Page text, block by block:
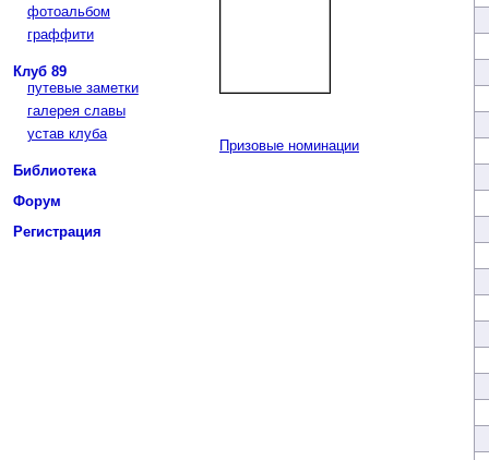
фотоальбом
граффити
Клуб 89
путевые заметки
галерея славы
устав клуба
Библиотека
Форум
Регистрация
Призовые номинации